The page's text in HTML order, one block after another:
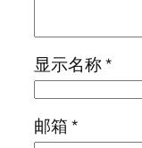
显示名称*
邮箱*